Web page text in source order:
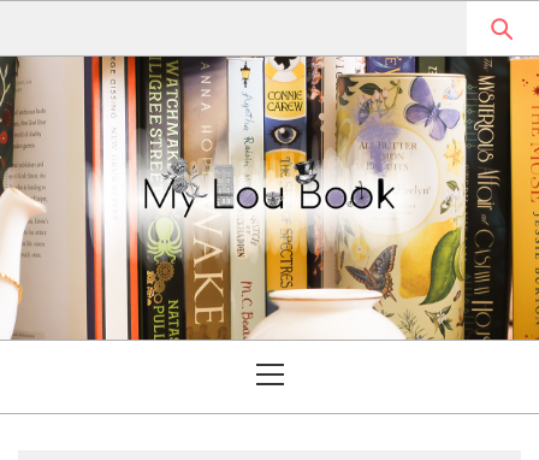
content
MYLOUBOOK
VOYAGES LITTÉRAIRES EN
ANGLETERRE ET AILLEURS
Menu